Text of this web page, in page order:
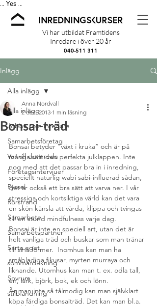
Yes
Vi har utbildat Framtidens
Inredare i över 20 år
040-511 311
Inlägg
Alla inlägg
Jobba som inredare
Samarbetsföretag
Var vill du inreda
Företagsintervjuer
Pyssel
Rörstrand
Samarbete
Samarbetspartner
Sarta eget
sommardukning
Sovrum
stilblandning
Alla inlägg
Bonsai-träd
Anna Nordvall
2 dec. 2013 1 min läsning
Bonsai betyder “växt i kruka” och är på
många sätt den perfekta julklappen. Inte
nog med att det passar bra in i inredning,
speciellt naturlig wabi sabi-influerad sådan,
det är också ett bra sätt att varva ner. I vår
stressiga och kortsiktiga värld kan det vara
en skön känsla att vårda, klippa och tvingas
till en stund mindfulness varje dag.
Bonsai är inte en speciell art, utan det är
helt vanliga träd och buskar som man tränar
till sina former.  Inomhus kan man ha
småbladiga fikusar, myrten murraya och
liknande. Utomhus kan man t. ex. odla tall,
en, lärk, björk, bok, ek och lönn.
Är man inte så tålmodig kan man självklart
köpa färdiga bonsaiträd. Det kan man bl.a.